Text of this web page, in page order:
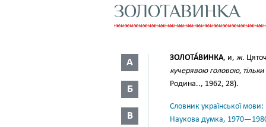
ЗОЛОТАВИНКА
А
Б
В
ЗОЛОТА́ВИНКА, и, ж.
кучерявою головою, тільки
Родина.., 1962, 28).
Словник української
Наукова думка,